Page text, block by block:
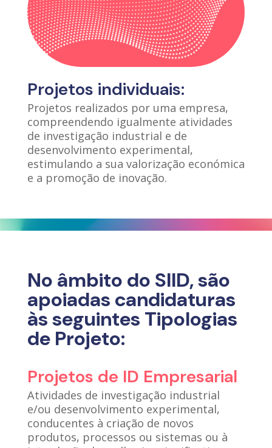
Projetos individuais:
Projetos realizados por uma empresa,
compreendendo igualmente atividades
de investigação industrial e de
desenvolvimento experimental,
estimulando a sua valorização económica
e a promoção de inovação.
No âmbito do SIID, são
apoiadas candidaturas
às seguintes Tipologias
de Projeto:
Projetos de ID Empresarial
Atividades de investigação industrial
e/ou desenvolvimento experimental,
conducentes à criação de novos
produtos, processos ou sistemas ou à